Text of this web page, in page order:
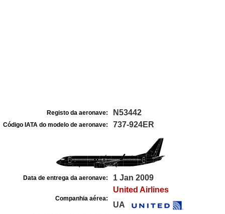
Registo da aeronave: N53442
Código IATA do modelo de aeronave: 737-924ER
Data de entrega da aeronave: 1 Jan 2009
Companhia aérea:
United Airlines
UA